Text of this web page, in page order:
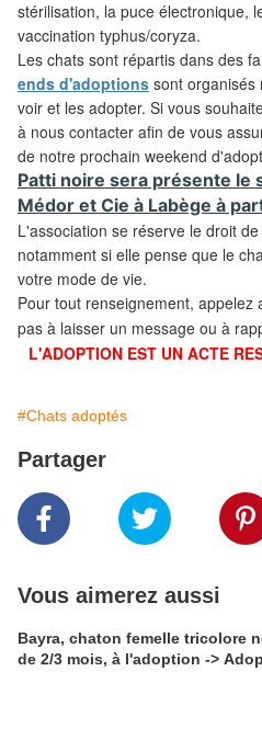
stérilisation, la puce électronique,
vaccination typhus/coryza.
Les chats sont répartis dans des
ends d'adoptions sont organisés
voir et les adopter. Si vous
à nous contacter afin de vous
de notre prochain weekend
Patti noire sera présente le
Médor et Cie à Labège à
L'association se réserve le droit
notamment si elle pense que le
votre mode de vie.
Pour tout renseignement,
pas à laisser un message ou à
L'ADOPTION EST UN ACTE
#Chats adoptés
Partager
Vous aimerez aussi
Bayra, chaton femelle tricolore
de 2/3 mois, à l'adoption ->